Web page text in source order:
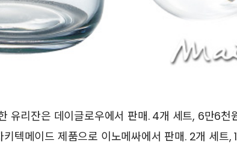
유리잔은 데이글로우에서 판매. 4개 세트, 6만6천
텍메이드 제품으로 이노메싸에서 판매. 2개 세트,